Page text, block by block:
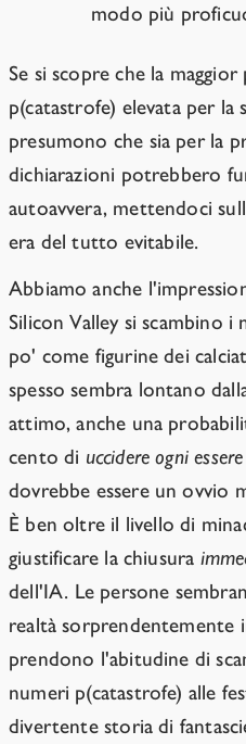
modo più
Se si scopre che la
p(catastrofe) elevata per
presumono che sia per la
dichiarazioni potrebbero
autoavvera, mettendoci
era del tutto evitabile.
Abbiamo anche
Silicon Valley si scambino
po' come figurine dei
spesso sembra lontano
attimo, anche una
cento di uccidere ogni
dovrebbe essere un ovvio
È ben oltre il livello di
giustificare la chiusura
dell'IA. Le persone
realtà sorprendentemente
prendono l'abitudine di
numeri p(catastrofe) alle
divertente storia di